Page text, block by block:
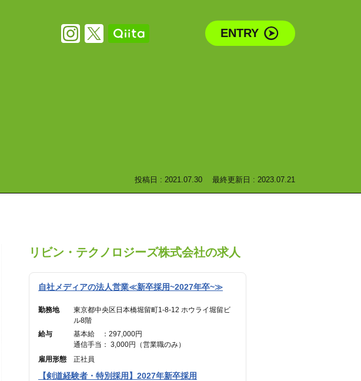
ENTRY
投稿日 : 2021.07.30 最終更新日 : 2023.07.21
リビン・テクノロジーズ株式会社の求人
自社メディアの法人営業≪新卒採用~2027年卒~≫
勤務地
東京都中央区日本橋堀留町1-8-12 ホウライ堀留ビ
ル8階
給与
基本給 ：297,000円
通信手当： 3,000円（営業職のみ）
———————————
合計 ：300,000円 ＋ インセンティブ
※45時間分の見込み残業代(77,700円)を含む
雇用形態 正社員
【剣道経験者・特別採用】2027年新卒採用